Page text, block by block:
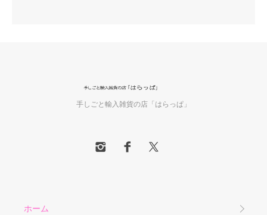
手しごと輸入雑貨の店「はらっぱ」
ホーム